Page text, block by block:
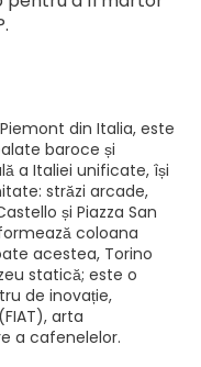
din Italia, este
baroce și
a Italiei unificate, își
străzi arcade,
și Piazza San
coloana
acestea, Torino
statică; este o
de inovație,
arta
a cafenelelor.